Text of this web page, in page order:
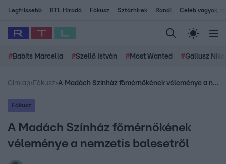
Legfrissebb RTL Híradó Fókusz Sztárhírek Randi Celeb vagyok,
# Babits Marcella #Szellő István # Most Wanted #Gallusz
Címlap› Fókusz› A Madách Színház főmérnökének véleménye a nemzetis balesetről
Fókusz
A Madách Színház főmérnökének
véleménye a nemzetis balesetről